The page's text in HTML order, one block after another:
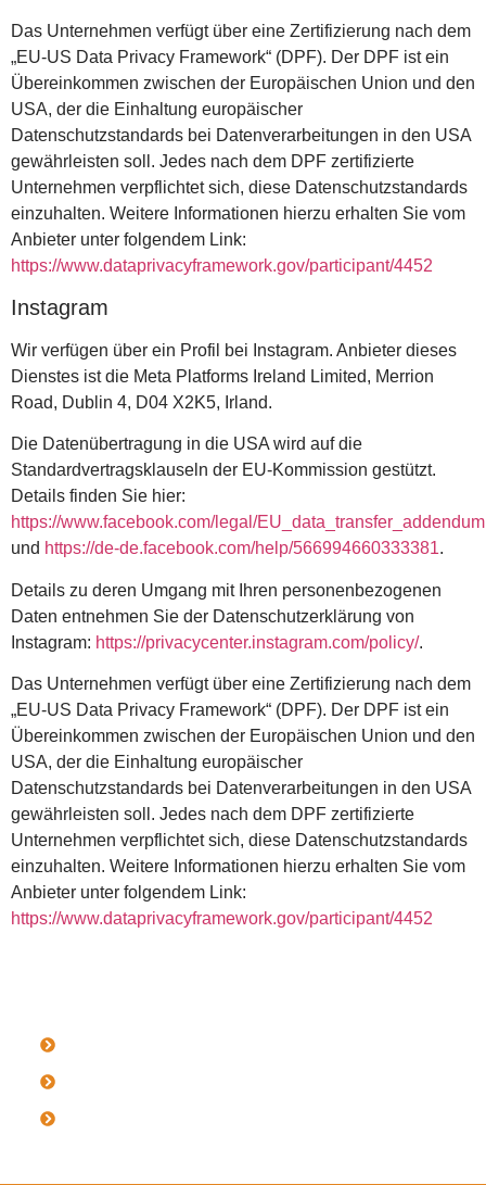
Das Unternehmen verfügt über eine Zertifizierung nach dem
„EU-US Data Privacy Framework“ (DPF). Der DPF ist ein
Übereinkommen zwischen der Europäischen Union und den
USA, der die Einhaltung europäischer
Datenschutzstandards bei Datenverarbeitungen in den USA
gewährleisten soll. Jedes nach dem DPF zertifizierte
Unternehmen verpflichtet sich, diese Datenschutzstandards
einzuhalten. Weitere Informationen hierzu erhalten Sie vom
Anbieter unter folgendem Link:
https://www.dataprivacyframework.gov/participant/4452
Instagram
Wir verfügen über ein Profil bei Instagram. Anbieter dieses
Dienstes ist die Meta Platforms Ireland Limited, Merrion
Road, Dublin 4, D04 X2K5, Irland.
Die Datenübertragung in die USA wird auf die
Standardvertragsklauseln der EU-Kommission gestützt.
Details finden Sie hier:
https://www.facebook.com/legal/EU_data_transfer_addendum
und https://de-de.facebook.com/help/566994660333381.
Details zu deren Umgang mit Ihren personenbezogenen
Daten entnehmen Sie der Datenschutzerklärung von
Instagram: https://privacycenter.instagram.com/policy/.
Das Unternehmen verfügt über eine Zertifizierung nach dem
„EU-US Data Privacy Framework“ (DPF). Der DPF ist ein
Übereinkommen zwischen der Europäischen Union und den
USA, der die Einhaltung europäischer
Datenschutzstandards bei Datenverarbeitungen in den USA
gewährleisten soll. Jedes nach dem DPF zertifizierte
Unternehmen verpflichtet sich, diese Datenschutzstandards
einzuhalten. Weitere Informationen hierzu erhalten Sie vom
Anbieter unter folgendem Link:
https://www.dataprivacyframework.gov/participant/4452